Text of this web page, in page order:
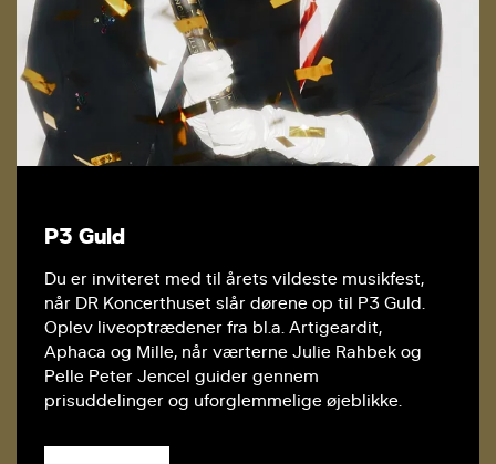
P3 Guld
Du er inviteret med til årets vildeste musikfest,
når DR Koncerthuset slår dørene op til P3 Guld.
Oplev liveoptrædener fra bl.a. Artigeardit,
Aphaca og Mille, når værterne Julie Rahbek og
Pelle Peter Jencel guider gennem
prisuddelinger og uforglemmelige øjeblikke.